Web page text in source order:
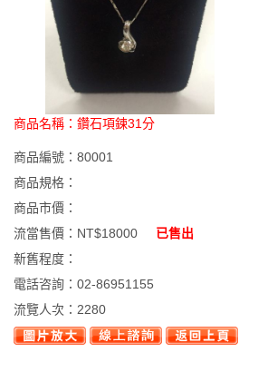
商品名稱： 鑽石項鍊31分
商品編號： 80001
商品規格：
商品市價：
流當售價： NT$18000
已售出
新舊程度：
電話咨詢： 02-86951155
流覽人次： 2280